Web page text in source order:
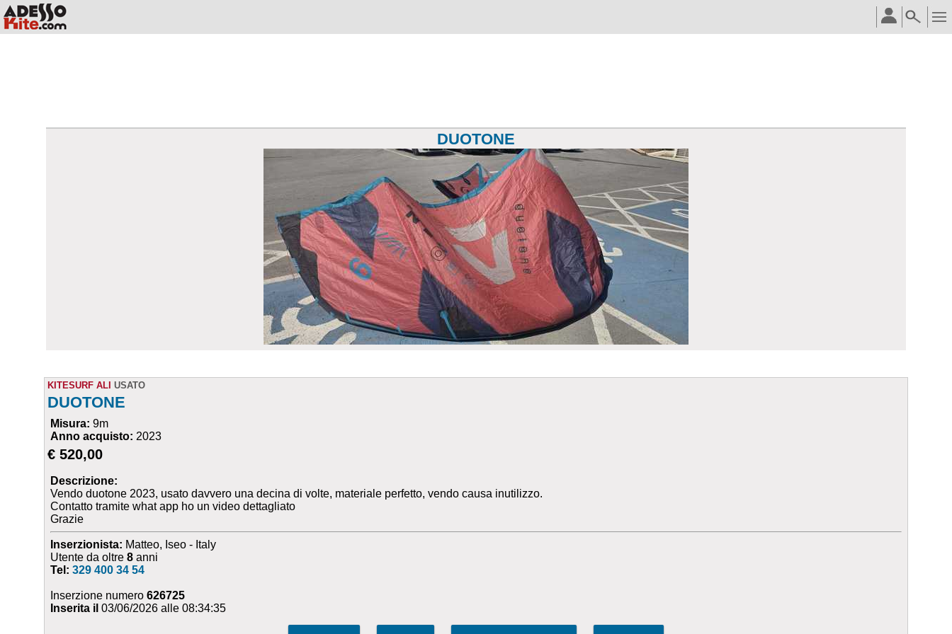
DUOTONE
KITESURF ALI USATO
DUOTONE
Misura: 9m
Anno acquisto: 2023
€ 520,00
Descrizione:
Vendo duotone 2023, usato davvero una decina di volte, materiale perfetto, vendo causa inutilizzo.
Contatto tramite what app ho un video dettagliato
Grazie
Inserzionista: Matteo, Iseo - Italy
Utente da oltre8 anni
Tel:329 400 34 54
Inserzione numero626725
Inserita il 03/06/2026 alle 08:34:35